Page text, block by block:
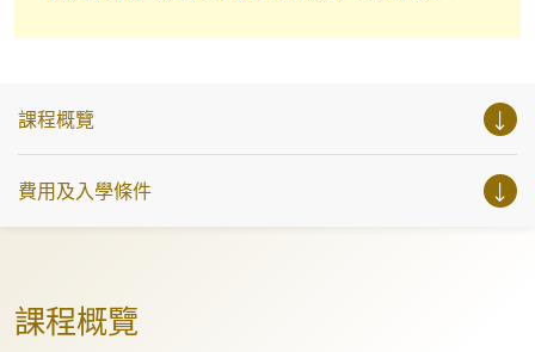
課程概覽
費用及入學條件
課程概覽